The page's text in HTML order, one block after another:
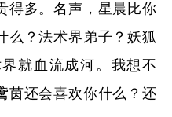
得多。名声，星晨比你
么？法术界弟子？妖狐
就血流成河。我想不
茵还会喜欢你什么？还